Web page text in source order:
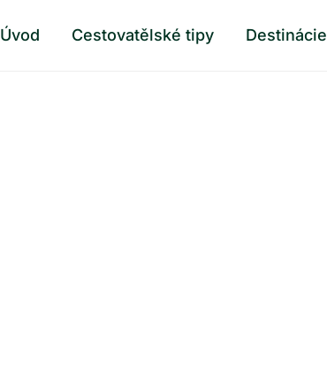
Úvod Cestovatělské tipy Destinácie